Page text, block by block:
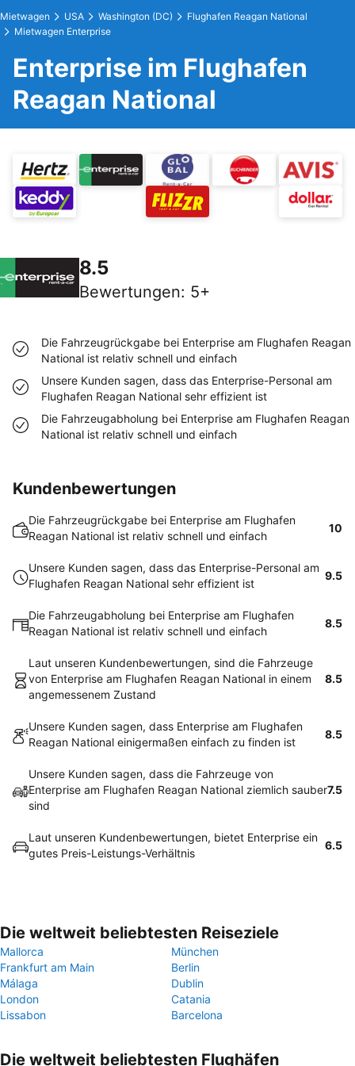
Mietwagen USA Washington (DC)
Flughafen Reagan National
Mietwagen Enterprise
Enterprise im Flughafen
Reagan National
8.5
Bewertungen: 5+
Die Fahrzeugrückgabe bei Enterprise am Flughafen Reagan
National ist relativ schnell und einfach
Unsere Kunden sagen, dass das Enterprise-Personal am
Flughafen Reagan National sehr effizient ist
Die Fahrzeugabholung bei Enterprise am Flughafen Reagan
National ist relativ schnell und einfach
Kundenbewertungen
Die Fahrzeugrückgabe bei Enterprise am Flughafen
Reagan National ist relativ schnell und einfach
10
Unsere Kunden sagen, dass das Enterprise-Personal am
Flughafen Reagan National sehr effizient ist
9.5
Die Fahrzeugabholung bei Enterprise am Flughafen
Reagan National ist relativ schnell und einfach
8.5
Laut unseren Kundenbewertungen, sind die Fahrzeuge
von Enterprise am Flughafen Reagan National in einem
angemessenem Zustand
8.5
Unsere Kunden sagen, dass Enterprise am Flughafen
Reagan National einigermaßen einfach zu finden ist
8.5
Unsere Kunden sagen, dass die Fahrzeuge von
Enterprise am Flughafen Reagan National ziemlich sauber
sind
7.5
Laut unseren Kundenbewertungen, bietet Enterprise ein
gutes Preis-Leistungs-Verhältnis
6.5
Die weltweit beliebtesten Reiseziele
Mallorca
München
Frankfurt am Main
Berlin
Málaga
Dublin
London
Catania
Lissabon
Barcelona
Die weltweit beliebtesten Flughäfen